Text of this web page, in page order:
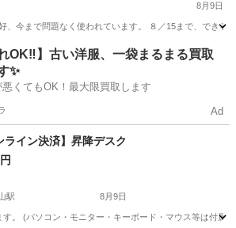
8月9日
、今まで問題なく使われています。 ８／15まで、でき
駅 ベッド
れOK‼️】古い洋服、一袋まるまる買取
✨
くてもOK！最大限買取します
Ad
ライン決済】昇降デスク
駅 8月9日
。 (パソコン・モニター・キーボード・マウス等は付属